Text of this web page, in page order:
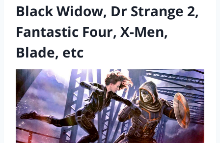
Black Widow, Dr Strange 2,
Fantastic Four, X-Men,
Blade, etc